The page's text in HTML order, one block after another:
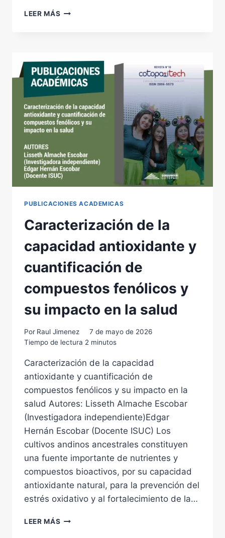
LEER MÁS PEDAGOGICAL
TO
IDENTIFY
AI
IN
HIGHER
EDUCATION:
EXPERIMENTAL
PUBLICACIONES ACADEMICAS
Caracterización de la
capacidad antioxidante y
cuantificación de
compuestos fenólicos y
su impacto en la salud
Por Raul Jimenez
7 de mayo de 2026
Tiempo de lectura 2 minutos
Caracterización de la capacidad
antioxidante y cuantificación de
compuestos fenólicos y su impacto en la
salud Autores: Lisseth Almache Escobar
(Investigadora independiente)Edgar
Hernán Escobar (Docente ISUC) Los
cultivos andinos ancestrales constituyen
una fuente importante de nutrientes y
compuestos bioactivos, por su capacidad
antioxidante natural, para la prevención del
estrés oxidativo y al fortalecimiento de la…
LEER MÁS CARACTERIZACIÓN